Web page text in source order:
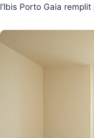
l’Ibis Porto Gaia